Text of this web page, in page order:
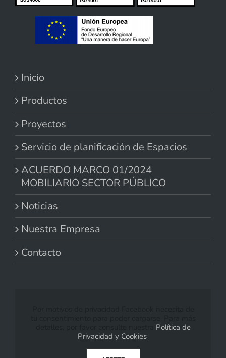
Inicio
Productos
Proyectos
Servicio de planificación de Espacios
ACUERDO MARCO 01/2024
MOBILIARIO SECTOR PÚBLICO
Noticias
Nuestra Empresa
Contacto
Política de
Privacidad y Cookies